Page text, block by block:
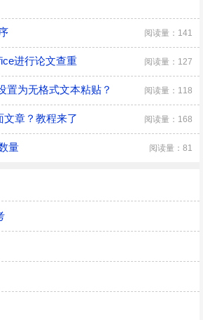
阅读量：141
进行论文查重 阅读量：127
置为无格式文本粘贴？ 阅读量：118
章？教程来了 阅读量：168
量 阅读量：81